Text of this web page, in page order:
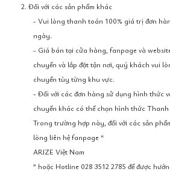
2. Đối với các sản phẩm khác
- Vui lòng thanh toán 100% giá trị đơn
ngày.
- Giá bán tại cửa hàng, fanpage và
chuyển và lắp đặt tận nơi, quý khách vui
chuyển tùy từng khu vực.
- Đối với các đơn hàng sử dụng hình thức
chuyển khác có thể chọn hình thức
Trong trường hợp này, đối với các sản
lòng liên hệ fanpage “
ARIZE Việt Nam
” hoặc Hotline 028 3512 2785 để được